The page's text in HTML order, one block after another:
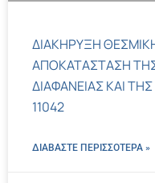
ΔΙΑΚΗΡΥΞΗ
ΑΠΟΚΑΤΑΣΤΑΣΗ
ΔΙΑΦΑΝΕΙΑΣ ΚΑΙ
11042
ΔΙΑΒΑΣΤΕ ΠΕΡΙΣΣΌΤΕΡΑ »